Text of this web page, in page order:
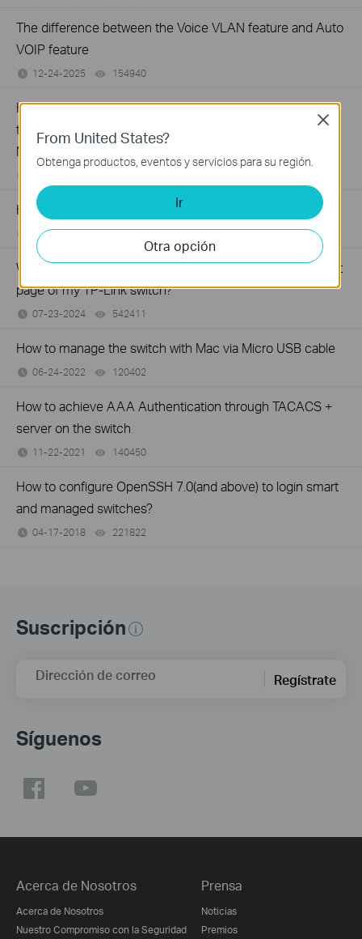
The difference between the Voice VLAN feature and Auto
VOIP feature
12-24-2025 154940
How to configure Voice VLAN to optimize the
transmission of voice traffic on TP-Link Smart and
Managed Switches using the new GUI
How to configure the DHCP Relay in TP-Link Switch
08-19-2025 358900views
What should I do if I cannot access the web management
page of my TP-Link switch?
07-23-2024 542411
How to manage the switch with Mac via Micro USB cable
06-24-2022 120402
How to achieve AAA Authentication through TACACS +
server on the switch
11-22-2021 140450
How to configure OpenSSH 7.0(and above) to login smart
and managed switches?
04-17-2018 221822
Suscripción
Dirección de correo Regístrate
Síguenos
Acerca de Nosotros
Acerca de Nosotros
Nuestro Compromiso con la Seguridad
Prensa
Noticias
Premios
From United States?
Obtenga productos, eventos y servicios para su región.
Ir
Otra opción
Close